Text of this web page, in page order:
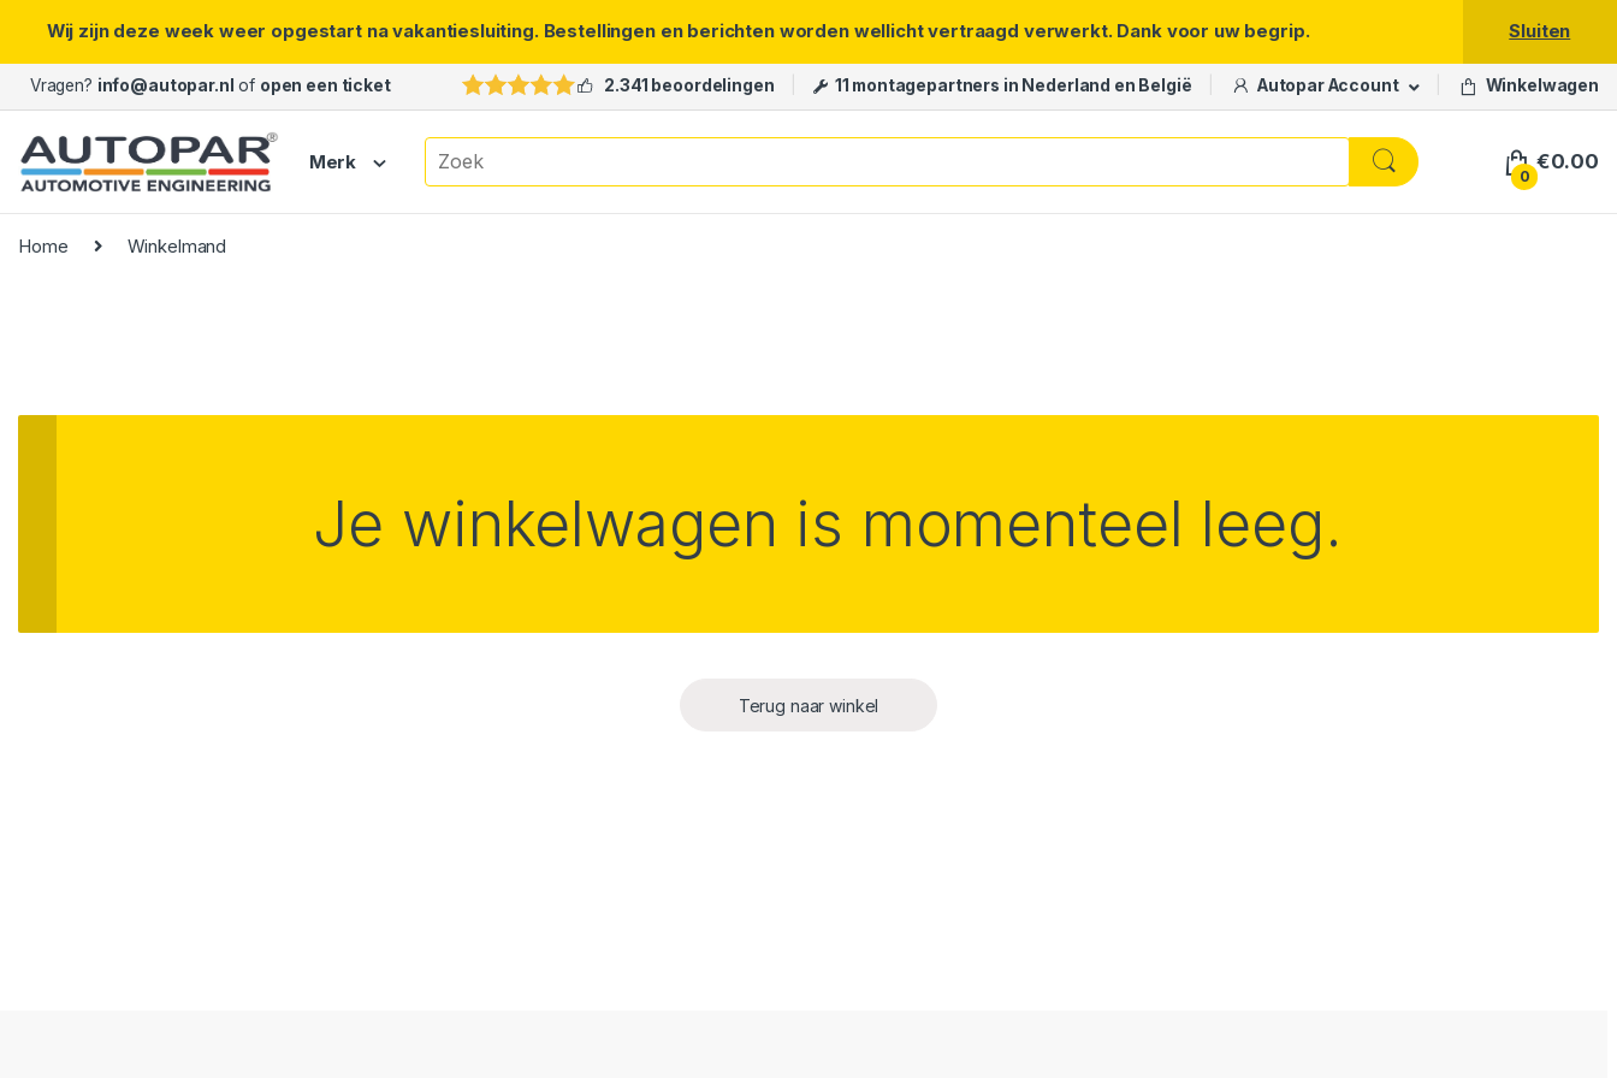
Wij zijn deze week weer opgestart na vakantiesluiting. Bestellingen en berichten worden wellicht vertraagd verwerkt. Dank voor uw begrip. Sluiten
Skip to navigation
Skip to content
Vragen? info@autopar.nl of open een ticket 2.341 beoordelingen 11 montagepartners in Nederland en België Autopar Account Winkelwagen
Merk
Search for:
0
€0.00
Home Winkelmand
Je winkelwagen is momenteel leeg.
Terug naar winkel